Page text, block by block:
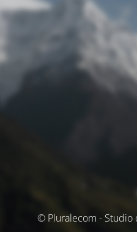
© Pluralecom - Studio